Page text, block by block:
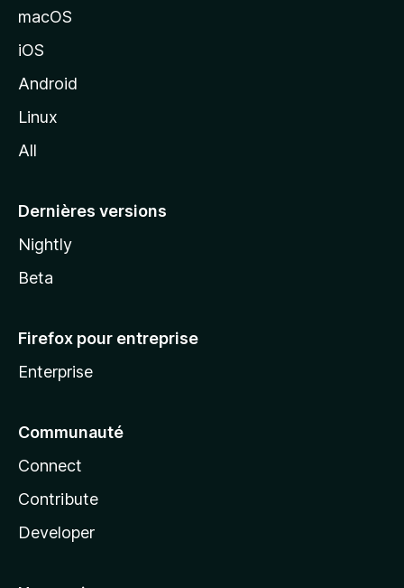
o
z
l
macOS
iOS
Android
Linux
All
Dernières versions
Nightly
Beta
Firefox pour entreprise
Enterprise
Communauté
Connect
Contribute
Developer